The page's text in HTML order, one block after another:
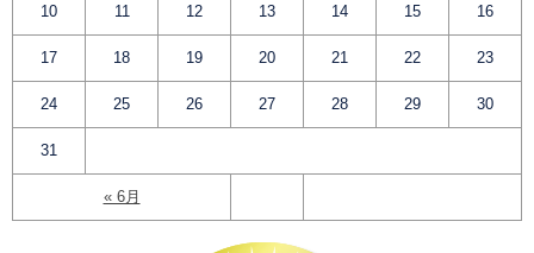
« 6月
10 11 12 13 14 15 16
17 18 19 20 21 22 23
24 25 26 27 28 29 30
31